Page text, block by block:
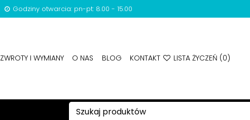
Godziny otwarcia: pn-pt: 8.00 - 15.00
ZWROTY I WYMIANY O NAS BLOG KONTAKT LISTA ŻYCZEŃ (0)